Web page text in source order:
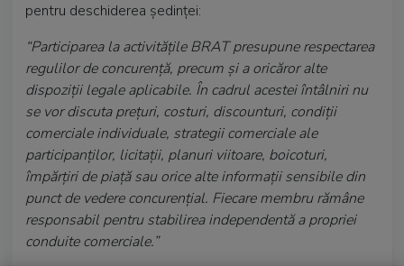
pentru deschiderea ședinței:
“Participarea la activitățile BRAT presupune respectarea
regulilor de concurență, precum și a oricăror alte
dispoziții legale aplicabile. În cadrul acestei întâlniri nu
se vor discuta prețuri, costuri, discounturi, condiții
comerciale individuale, strategii comerciale ale
participanților, licitații, planuri viitoare, boicoturi,
împărțiri de piață sau orice alte informații sensibile din
punct de vedere concurențial. Fiecare membru rămâne
responsabil pentru stabilirea independentă a propriei
conduite comerciale.”